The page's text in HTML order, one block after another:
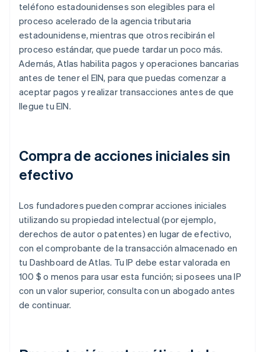
teléfono estadounidenses son elegibles para el
proceso acelerado de la agencia tributaria
estadounidense, mientras que otros recibirán el
proceso estándar, que puede tardar un poco más.
Además, Atlas habilita pagos y operaciones bancarias
antes de tener el EIN, para que puedas comenzar a
aceptar pagos y realizar transacciones antes de que
llegue tu EIN.
Compra de acciones iniciales sin
efectivo
Los fundadores pueden comprar acciones iniciales
utilizando su propiedad intelectual (por ejemplo,
derechos de autor o patentes) en lugar de efectivo,
con el comprobante de la transacción almacenado en
tu Dashboard de Atlas. Tu IP debe estar valorada en
100 $ o menos para usar esta función; si posees una IP
con un valor superior, consulta con un abogado antes
de continuar.